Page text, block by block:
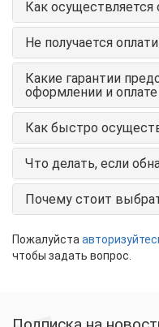
Как осуществляется
Не получается
Какие гарантии
оформлении и оплате
Как быстро
Что делать, если
Почему стоит
Пожалуйста
чтобы задать вопрос.